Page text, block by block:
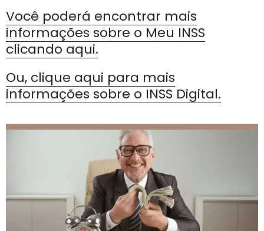
Você poderá encontrar mais
informações sobre o Meu INSS
clicando aqui.
Ou, clique aqui para mais
informações sobre o INSS Digital.